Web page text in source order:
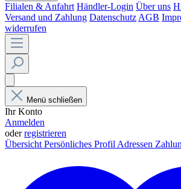
Filialen & Anfahrt Händler-Login Über uns
Versand und Zahlung Datenschutz AGB
widerrufen
Menü schließen
Ihr Konto
Anmelden
oderregistrieren
Übersicht Persönliches Profil Adressen